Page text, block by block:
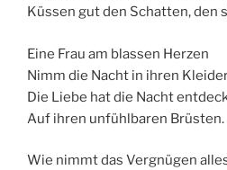
Küssen gut den Schatten, den
Eine Frau am blassen Herzen
Nimm die Nacht in ihren
Die Liebe hat die Nacht
Auf ihren unfühlbaren Brüsten.
Wie nimmt das Vergnügen